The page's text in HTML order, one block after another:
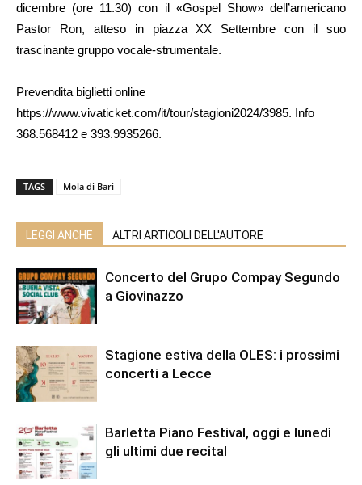
dicembre (ore 11.30) con il «Gospel Show» dell’americano
Pastor Ron, atteso in piazza XX Settembre con il suo
trascinante gruppo vocale-strumentale.
Prevendita biglietti online
https://www.vivaticket.com/it/tour/stagioni2024/3985. Info
368.568412 e 393.9935266.
TAGS Mola di Bari
LEGGI ANCHE ALTRI ARTICOLI DELL'AUTORE
Concerto del Grupo Compay Segundo
a Giovinazzo
Stagione estiva della OLES: i prossimi
concerti a Lecce
Barletta Piano Festival, oggi e lunedì
gli ultimi due recital